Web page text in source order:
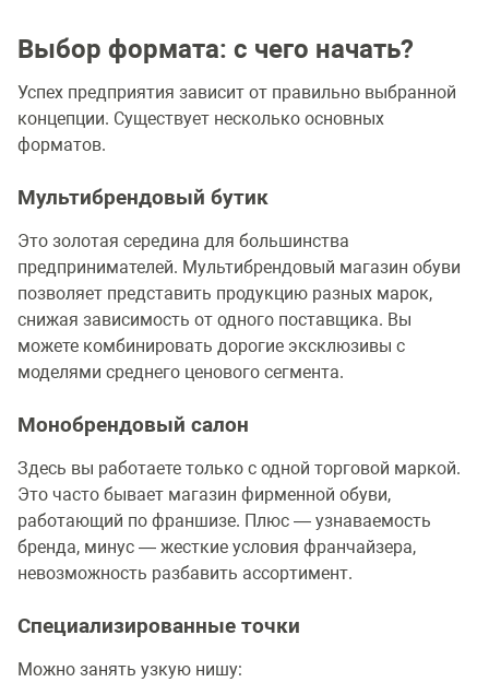
Выбор формата: с чего начать?
Успех предприятия зависит от правильно выбранной
концепции. Существует несколько основных
форматов.
Мультибрендовый бутик
Это золотая середина для большинства
предпринимателей. Мультибрендовый магазин обуви
позволяет представить продукцию разных марок,
снижая зависимость от одного поставщика. Вы
можете комбинировать дорогие эксклюзивы с
моделями среднего ценового сегмента.
Монобрендовый салон
Здесь вы работаете только с одной торговой маркой.
Это часто бывает магазин фирменной обуви,
работающий по франшизе. Плюс — узнаваемость
бренда, минус — жесткие условия франчайзера,
невозможность разбавить ассортимент.
Специализированные точки
Можно занять узкую нишу: